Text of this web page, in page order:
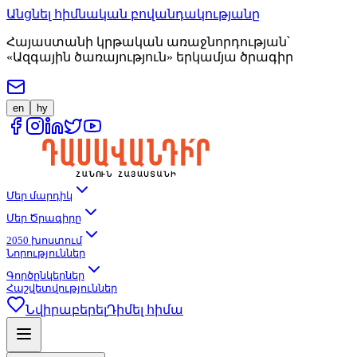
Անցնել հիմնական բովանդակությանը
Հայաստանի կրթական առաջնորդության՝
«Ազգային ծառայություն» երկամյա ծրագիր
en hy
Մեր մարդիկ
Մեր Ծրագիրը
2050 խոստում
Նորություններ
Գործընկերներ
Հաշվետվություններ
ՆվիրաբերելԴիմել հիմա